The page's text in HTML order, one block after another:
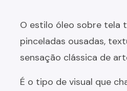
O estilo óleo sobre tela
pinceladas ousadas,
sensação clássica de
É o tipo de visual que